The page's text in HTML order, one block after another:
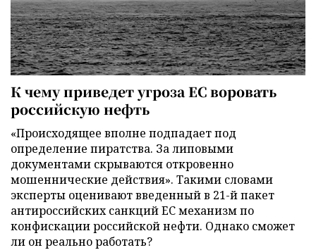
К чему приведет угроза ЕС воровать
российскую нефть
«Происходящее вполне подпадает под
определение пиратства. За липовыми
документами скрываются откровенно
мошеннические действия». Такими словами
эксперты оценивают введенный в 21-й пакет
антироссийских санкций ЕС механизм по
конфискации российской нефти. Однако сможет
ли он реально работать?